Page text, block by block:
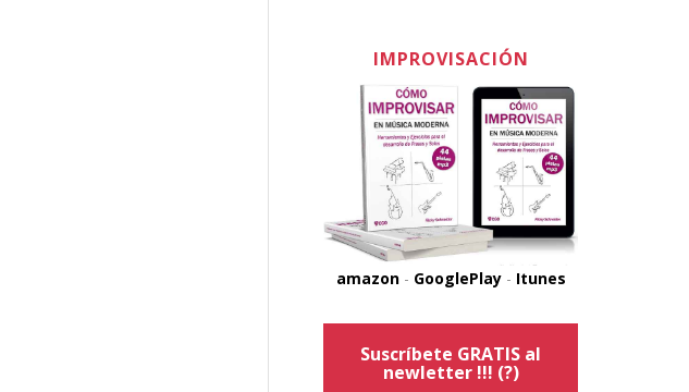
IMPROVISACIÓN
amazon- GooglePlay- Itunes
Suscríbete GRATIS al
newletter !!! (?)